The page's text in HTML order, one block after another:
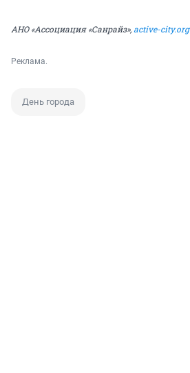
АНО «Ассоциация «Санрайз», active-city.org
Реклама.
День города